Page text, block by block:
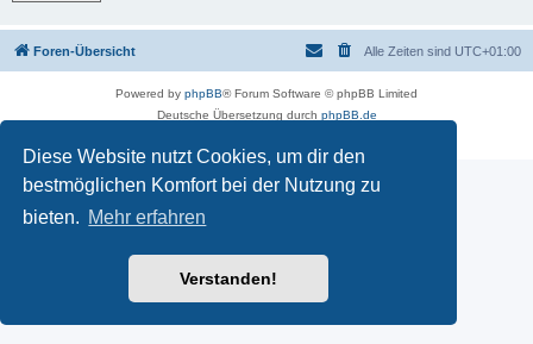
Diese Website nutzt Cookies, um dir den
bestmöglichen Komfort bei der Nutzung zu
bieten. Mehr erfahren
Verstanden!
Foren-Übersicht Alle Zeiten sind UTC+01:00
Powered by phpBB® Forum Software © phpBB Limited
Deutsche Übersetzung durch phpBB.de